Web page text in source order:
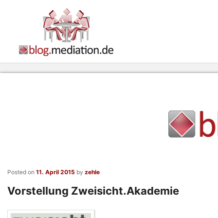
Vorstellung Zweisicht.Akademie
Posted on 11. April 2015 by zehle